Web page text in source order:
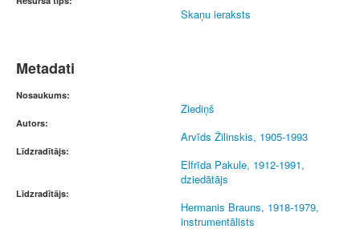
Skaņu ieraksts
Metadati
Nosaukums:
Ziediņš
Autors:
Arvīds Žilinskis, 1905-1993
Līdzradītājs:
Elfrīda Pakule, 1912-1991,
dziedātājs
Līdzradītājs:
Hermanis Brauns, 1918-1979,
instrumentālists